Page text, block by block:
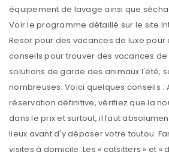
équipement de lavage ainsi que
Voir le programme détaillé sur le site
Resor pour des vacances de luxe
conseils pour trouver des vacances de
solutions de garde des animaux l'été,
nombreuses. Voici quelques conseils :
réservation définitive, vérifiez que la
dans le prix et surtout, il faut
lieux avant d'y déposer votre toutou.
visites à domicile. Les « catsitters » et «